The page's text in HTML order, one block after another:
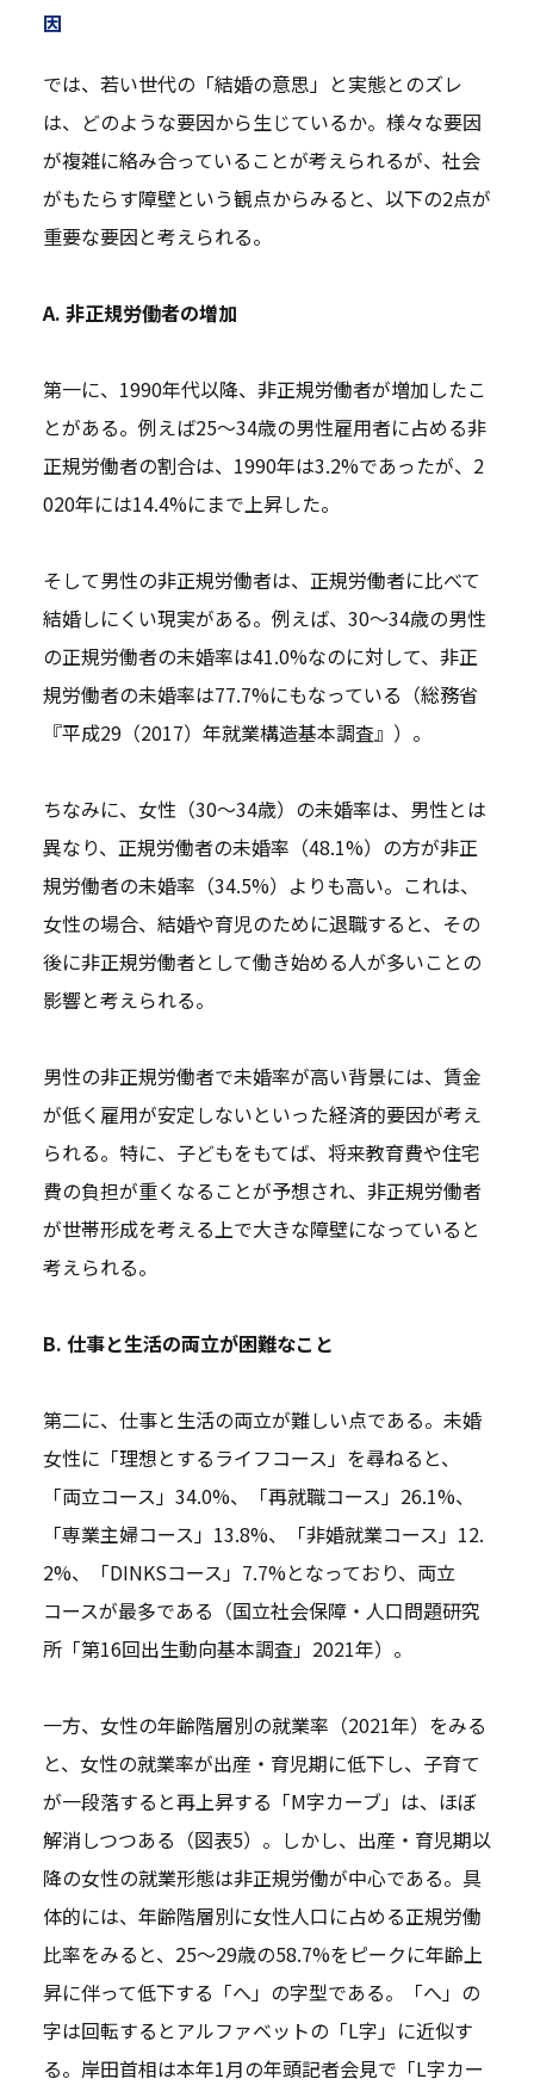
因
では、若い世代の「結婚の意思」と実態とのズレ
は、どのような要因から生じているか。様々な要因
が複雑に絡み合っていることが考えられるが、社会
がもたらす障壁という観点からみると、以下の2点が
重要な要因と考えられる。
A. 非正規労働者の増加
第一に、1990年代以降、非正規労働者が増加したこ
とがある。例えば25～34歳の男性雇用者に占める非
正規労働者の割合は、1990年は3.2%であったが、2
020年には14.4%にまで上昇した。
そして男性の非正規労働者は、正規労働者に比べて
結婚しにくい現実がある。例えば、30～34歳の男性
の正規労働者の未婚率は41.0%なのに対して、非正
規労働者の未婚率は77.7%にもなっている（総務省
『平成29（2017）年就業構造基本調査』）。
ちなみに、女性（30～34歳）の未婚率は、男性とは
異なり、正規労働者の未婚率（48.1%）の方が非正
規労働者の未婚率（34.5%）よりも高い。これは、
女性の場合、結婚や育児のために退職すると、その
後に非正規労働者として働き始める人が多いことの
影響と考えられる。
男性の非正規労働者で未婚率が高い背景には、賃金
が低く雇用が安定しないといった経済的要因が考え
られる。特に、子どもをもてば、将来教育費や住宅
費の負担が重くなることが予想され、非正規労働者
が世帯形成を考える上で大きな障壁になっていると
考えられる。
B. 仕事と生活の両立が困難なこと
第二に、仕事と生活の両立が難しい点である。未婚
女性に「理想とするライフコース」を尋ねると、
「両立コース」34.0%、「再就職コース」26.1%、
「専業主婦コース」13.8%、「非婚就業コース」12.
2%、「DINKSコース」7.7%となっており、両立
コースが最多である（国立社会保障・人口問題研究
所「第16回出生動向基本調査」2021年）。
一方、女性の年齢階層別の就業率（2021年）をみる
と、女性の就業率が出産・育児期に低下し、子育て
が一段落すると再上昇する「M字カーブ」は、ほぼ
解消しつつある（図表5）。しかし、出産・育児期以
降の女性の就業形態は非正規労働が中心である。具
体的には、年齢階層別に女性人口に占める正規労働
比率をみると、25～29歳の58.7%をピークに年齢上
昇に伴って低下する「へ」の字型である。「へ」の
字は回転するとアルファベットの「L字」に近似す
る。岸田首相は本年1月の年頭記者会見で「L字カー